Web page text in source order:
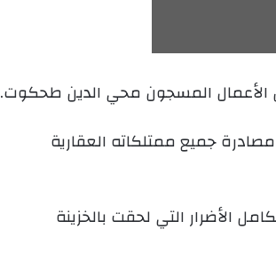
الأعمال المسجون محي الدين طحكوت.
حبسا نافذا وغرامة مالية قدرها 8 مليون دينار مع مصادرة جميع ممتلكاته العقارية
محي الدين، دفع مبلغ 100 مليون دينار جبرا لكامل الأضرار التي لحقت بالخزينة